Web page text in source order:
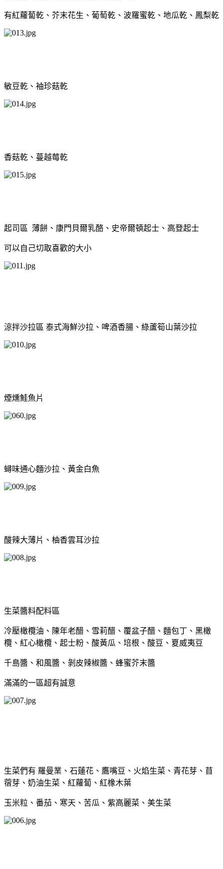
有紅蘿蔔乾、芥末花生、葡萄乾、波羅蜜乾、地瓜乾、鳳梨乾
敏豆乾、袖珍菇乾
香菇乾、蔓越莓乾
起司區 薄餅、康門貝爾乳酪、史帝爾頓起士、高登起士
可以自己切取喜歡的大小
涼拌沙拉區 泰式海鮮沙拉、啤酒香腸、綠蘆筍山葉沙拉
煙燻鮭魚片
蟳味通心麵沙拉、黃金白魚
酸辣大薄片、柚香雲耳沙拉
生菜醬料配料區
冷壓橄欖油、陳年老醋、雪莉醋、覆盆子醋、麵包丁、黑橄
欖、紅心橄欖、起士粉、酸黃瓜、培根、酸豆、夏威夷豆
千島醬、和風醬、剝皮辣椒醬、蜂蜜芥末醬
滿滿的一區超有誠意
生菜們有 羅曼業、石蓮花、鷹嘴豆、火焰生菜、青花芽、苜
蓿芽、奶油生菜、紅蘿蔔、紅橡木葉
玉米粒、番茄、寒天、苦瓜、紫高麗菜、美生菜